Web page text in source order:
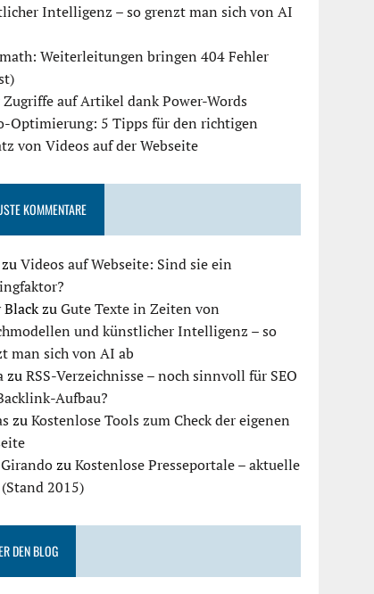
Intelligenz – so grenzt man sich von AI
Weiterleitungen bringen 404 Fehler
auf Artikel dank Power-Words
Optimierung: 5 Tipps für den richtigen
von Videos auf der Webseite
KOMMENTARE
zuVideos auf Webseite: Sind sie ein
zuGute Texte in Zeiten von
und künstlicher Intelligenz – so
man sich von AI ab
zuRSS-Verzeichnisse – noch sinnvoll für SEO
Aufbau?
zuKostenlose Tools zum Check der eigenen
zuKostenlose Presseportale – aktuelle
2015)
DEN BLOG